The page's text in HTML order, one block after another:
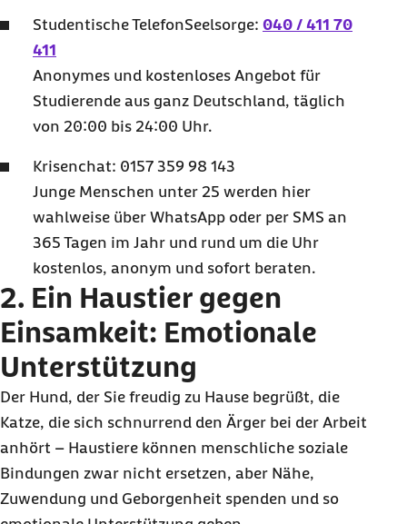
Studentische TelefonSeelsorge: 040 / 411 70
411
Anonymes und kostenloses Angebot für
Studierende aus ganz Deutschland, täglich
von 20:00 bis 24:00 Uhr.
Krisenchat: 0157 359 98 143
Junge Menschen unter 25 werden hier
wahlweise über WhatsApp oder per SMS an
365 Tagen im Jahr und rund um die Uhr
kostenlos, anonym und sofort beraten.
2. Ein Haustier gegen
Einsamkeit: Emotionale
Unterstützung
Der Hund, der Sie freudig zu Hause begrüßt, die
Katze, die sich schnurrend den Ärger bei der Arbeit
anhört – Haustiere können menschliche soziale
Bindungen zwar nicht ersetzen, aber Nähe,
Zuwendung und Geborgenheit spenden und so